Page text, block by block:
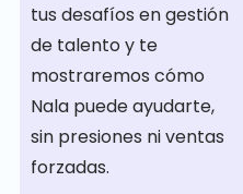
tus desafíos en gestión
de talento y te
mostraremos cómo
Nala puede ayudarte,
sin presiones ni ventas
forzadas.